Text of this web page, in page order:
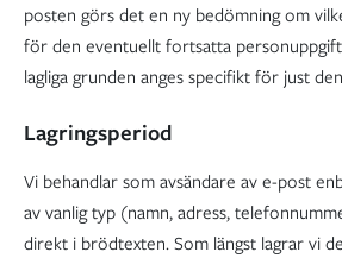
posten görs det en ny bedömning om
för den eventuellt fortsatta
lagliga grunden anges specifikt för just
Lagringsperiod
Vi behandlar som avsändare av e-post
av vanlig typ (namn, adress,
direkt i brödtexten. Som längst lagrar vi